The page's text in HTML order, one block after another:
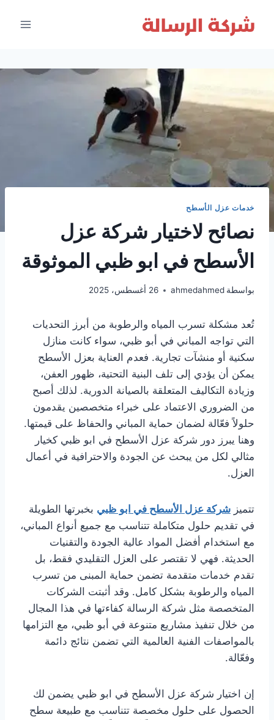
خدمات عزل الأسطح
نصائح لاختيار شركة عزل
الأسطح في ابو ظبي الموثوقة
بواسطة ahmedahmed 26 أغسطس، 2025
تُعد مشكلة تسرب المياه والرطوبة من أبرز التحديات
التي تواجه المباني في أبو ظبي، سواء كانت منازل
سكنية أو منشآت تجارية. فعدم العناية بعزل الأسطح
يمكن أن يؤدي إلى تلف البنية التحتية، ظهور العفن،
وزيادة التكاليف المتعلقة بالصيانة الدورية. لذلك أصبح
من الضروري الاعتماد على خبراء متخصصين يقدمون
حلولاً فعّالة لضمان حماية المباني والحفاظ على قيمتها.
وهنا يبرز دور شركة عزل الأسطح في ابو ظبي كخيار
مثالي لكل من يبحث عن الجودة والاحترافية في أعمال
العزل.
تتميز شركة عزل الأسطح في ابو ظبي بخبرتها الطويلة
في تقديم حلول متكاملة تتناسب مع جميع أنواع المباني،
مع استخدام أفضل المواد عالية الجودة والتقنيات
الحديثة. فهي لا تقتصر على العزل التقليدي فقط، بل
تقدم خدمات متقدمة تضمن حماية المبنى من تسرب
المياه والرطوبة بشكل كامل. وقد أثبتت الشركات
المتخصصة مثل شركة الرسالة كفاءتها في هذا المجال
من خلال تنفيذ مشاريع متنوعة في أبو ظبي، مع التزامها
بالمواصفات الفنية العالمية التي تضمن نتائج دائمة
وفعّالة.
إن اختيار شركة عزل الأسطح في ابو ظبي يضمن لك
الحصول على حلول مخصصة تتناسب مع طبيعة سطح